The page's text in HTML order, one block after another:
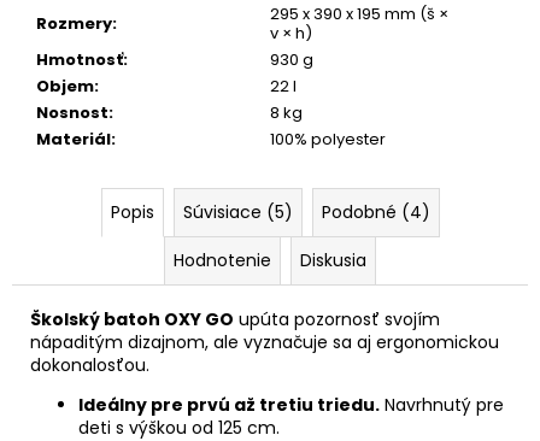
Rozmery:
295 x 390 x 195 mm (š ×
v × h)
Hmotnosť:
930 g
Objem:
22 l
Nosnost:
8 kg
Materiál: 100% polyester
Popis Súvisiace (5)
Podobné (4)
Hodnotenie
Diskusia
Školský batoh OXY GO upúta pozornosť svojím
nápaditým dizajnom, ale vyznačuje sa aj ergonomickou
dokonalosťou.
Ideálny pre prvú až tretiu triedu. Navrhnutý pre
deti s výškou od 125 cm.